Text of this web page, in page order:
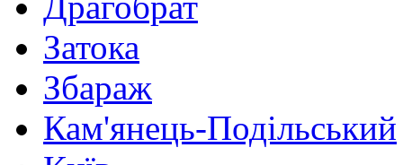
Затока
Збараж
Кам'янець-Подільський